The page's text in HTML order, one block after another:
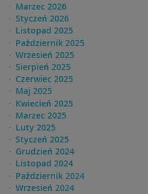
Marzec 2026
Styczeń 2026
Listopad 2025
Pażdziernik 2025
Wrzesień 2025
Sierpień 2025
Czerwiec 2025
Maj 2025
Kwiecień 2025
Marzec 2025
Luty 2025
Styczeń 2025
Grudzień 2024
Listopad 2024
Pażdziernik 2024
Wrzesień 2024